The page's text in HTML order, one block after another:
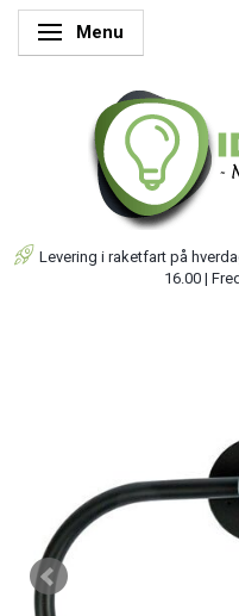
Skifte navigation
Menu
Levering i raketfart på
16.00 |